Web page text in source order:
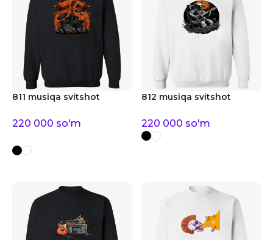
811 musiqa svitshot
220 000 so'm
812 musiqa svitshot
220 000 so'm